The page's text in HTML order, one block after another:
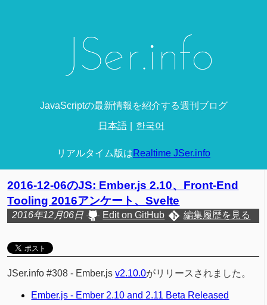
JavaScriptの最新情報を紹介する週刊ブログ
日本語 한국어
リアルタイム版はRealtime JSer.info
2016-12-06のJS: Ember.js 2.10、Front-End
Tooling 2016アンケート、Svelte
2016年12月06日 Edit on GitHub 編集履歴を見る
JSer.info #308 - Ember.jsv2.10.0がリリースされました。
Ember.js - Ember 2.10 and 2.11 Beta Released